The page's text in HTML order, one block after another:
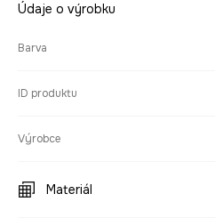
Údaje o výrobku
Barva
ID produktu
Výrobce
Materiál